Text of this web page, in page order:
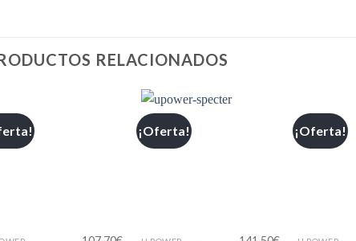
RELACIONADOS
¡Oferta! ¡Oferta!